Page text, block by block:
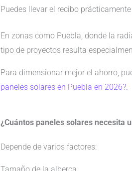
Puedes llevar el recibo
En zonas como Puebla, donde la
tipo de proyectos resulta
Para dimensionar mejor el ahorro,
paneles solares en Puebla en 2026?.
¿Cuántos paneles solares necesita
Depende de varios factores:
Tamaño de la alberca.